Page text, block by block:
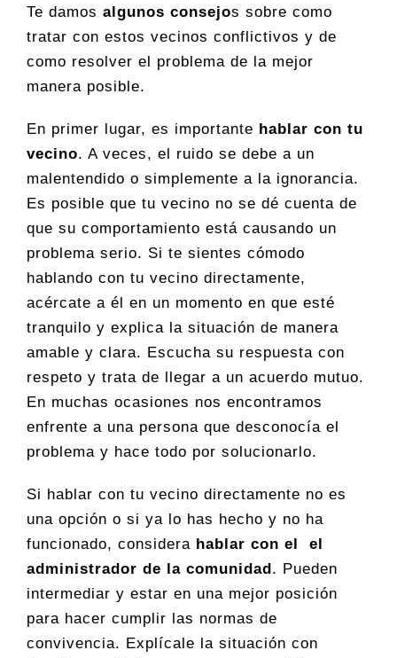
Te damos algunos consejos sobre como
tratar con estos vecinos conflictivos y de
como resolver el problema de la mejor
manera posible.
En primer lugar, es importante hablar con tu
vecino. A veces, el ruido se debe a un
malentendido o simplemente a la ignorancia.
Es posible que tu vecino no se dé cuenta de
que su comportamiento está causando un
problema serio. Si te sientes cómodo
hablando con tu vecino directamente,
acércate a él en un momento en que esté
tranquilo y explica la situación de manera
amable y clara. Escucha su respuesta con
respeto y trata de llegar a un acuerdo mutuo.
En muchas ocasiones nos encontramos
enfrente a una persona que desconocía el
problema y hace todo por solucionarlo.
Si hablar con tu vecino directamente no es
una opción o si ya lo has hecho y no ha
funcionado, considera hablar con el el
administrador de la comunidad. Pueden
intermediar y estar en una mejor posición
para hacer cumplir las normas de
convivencia. Explícale la situación con